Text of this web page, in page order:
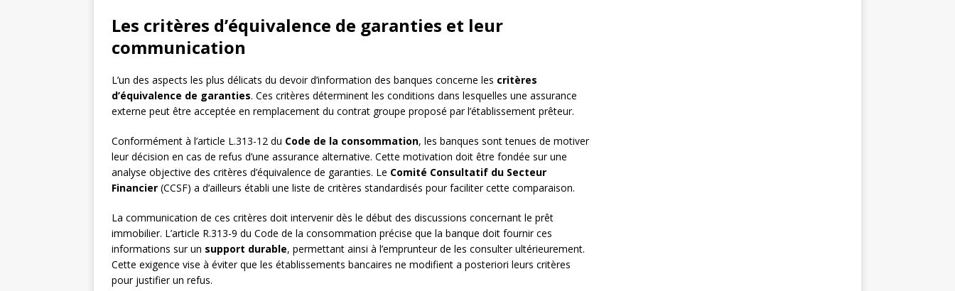
Les critères d’équivalence de garanties et leur
communication
L’un des aspects les plus délicats du devoir d’information des banques concerne les critères
d’équivalence de garanties. Ces critères déterminent les conditions dans lesquelles une assurance
externe peut être acceptée en remplacement du contrat groupe proposé par l’établissement prêteur.
Conformément à l’article L.313-12 du Code de la consommation, les banques sont tenues de motiver
leur décision en cas de refus d’une assurance alternative. Cette motivation doit être fondée sur une
analyse objective des critères d’équivalence de garanties. Le Comité Consultatif du Secteur
Financier (CCSF) a d’ailleurs établi une liste de critères standardisés pour faciliter cette comparaison.
La communication de ces critères doit intervenir dès le début des discussions concernant le prêt
immobilier. L’article R.313-9 du Code de la consommation précise que la banque doit fournir ces
informations sur un support durable, permettant ainsi à l’emprunteur de les consulter ultérieurement.
Cette exigence vise à éviter que les établissements bancaires ne modifient a posteriori leurs critères
pour justifier un refus.